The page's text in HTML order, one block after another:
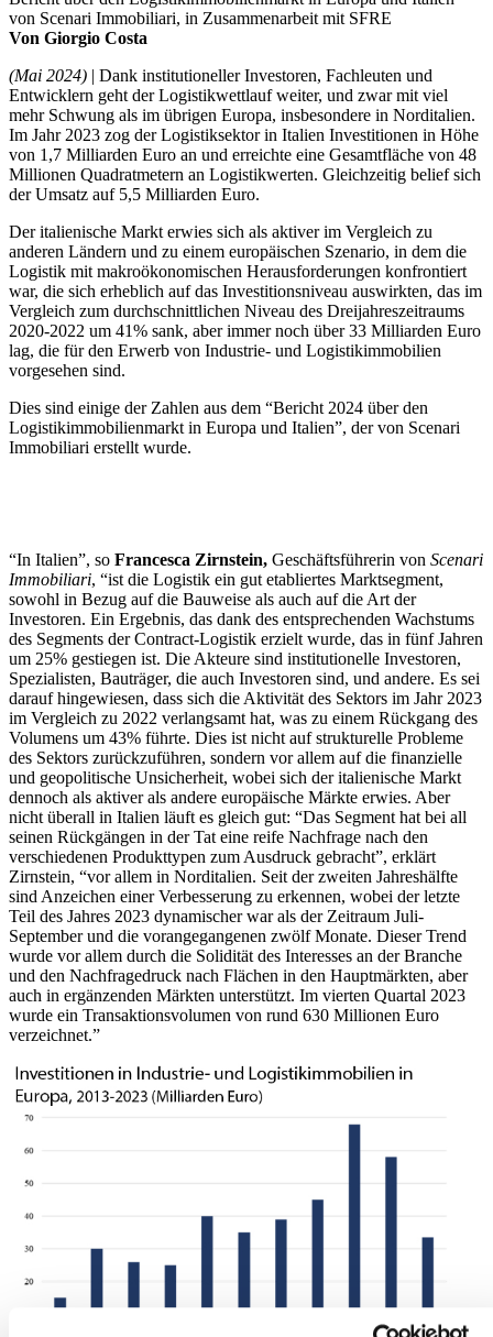
von Scenari Immobiliari, in Zusammenarbeit mit SFRE
Von Giorgio Costa
(Mai 2024) | Dank institutioneller Investoren, Fachleuten und
Entwicklern geht der Logistikwettlauf weiter, und zwar mit viel
mehr Schwung als im übrigen Europa, insbesondere in Norditalien.
Im Jahr 2023 zog der Logistiksektor in Italien Investitionen in Höhe
von 1,7 Milliarden Euro an und erreichte eine Gesamtfläche von 48
Millionen Quadratmetern an Logistikwerten. Gleichzeitig belief sich
der Umsatz auf 5,5 Milliarden Euro.
Der italienische Markt erwies sich als aktiver im Vergleich zu
anderen Ländern und zu einem europäischen Szenario, in dem die
Logistik mit makroökonomischen Herausforderungen konfrontiert
war, die sich erheblich auf das Investitionsniveau auswirkten, das im
Vergleich zum durchschnittlichen Niveau des Dreijahreszeitraums
2020-2022 um 41% sank, aber immer noch über 33 Milliarden Euro
lag, die für den Erwerb von Industrie- und Logistikimmobilien
vorgesehen sind.
Dies sind einige der Zahlen aus dem “Bericht 2024 über den
Logistikimmobilienmarkt in Europa und Italien”, der von Scenari
Immobiliari erstellt wurde.
“In Italien”, so Francesca Zirnstein, Geschäftsführerin von Scenari
Immobiliari, “ist die Logistik ein gut etabliertes Marktsegment,
sowohl in Bezug auf die Bauweise als auch auf die Art der
Investoren. Ein Ergebnis, das dank des entsprechenden Wachstums
des Segments der Contract-Logistik erzielt wurde, das in fünf Jahren
um 25% gestiegen ist. Die Akteure sind institutionelle Investoren,
Spezialisten, Bauträger, die auch Investoren sind, und andere. Es sei
darauf hingewiesen, dass sich die Aktivität des Sektors im Jahr 2023
im Vergleich zu 2022 verlangsamt hat, was zu einem Rückgang des
Volumens um 43% führte. Dies ist nicht auf strukturelle Probleme
des Sektors zurückzuführen, sondern vor allem auf die finanzielle
und geopolitische Unsicherheit, wobei sich der italienische Markt
dennoch als aktiver als andere europäische Märkte erwies. Aber
nicht überall in Italien läuft es gleich gut: “Das Segment hat bei all
seinen Rückgängen in der Tat eine reife Nachfrage nach den
verschiedenen Produkttypen zum Ausdruck gebracht”, erklärt
Zirnstein, “vor allem in Norditalien. Seit der zweiten Jahreshälfte
sind Anzeichen einer Verbesserung zu erkennen, wobei der letzte
Teil des Jahres 2023 dynamischer war als der Zeitraum Juli-
September und die vorangegangenen zwölf Monate. Dieser Trend
wurde vor allem durch die Solidität des Interesses an der Branche
und den Nachfragedruck nach Flächen in den Hauptmärkten, aber
auch in ergänzenden Märkten unterstützt. Im vierten Quartal 2023
wurde ein Transaktionsvolumen von rund 630 Millionen Euro
verzeichnet.”